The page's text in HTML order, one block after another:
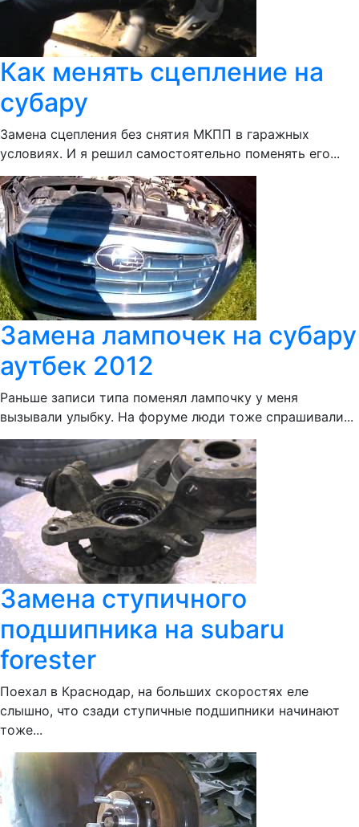
Как менять сцепление на
субару
Замена сцепления без снятия МКПП в гаражных
условиях. И я решил самостоятельно поменять его...
Замена лампочек на субару
аутбек 2012
Раньше записи типа поменял лампочку у меня
вызывали улыбку. На форуме люди тоже спрашивали...
Замена ступичного
подшипника на subaru
forester
Поехал в Краснодар, на больших скоростях еле
слышно, что сзади ступичные подшипники начинают
тоже...